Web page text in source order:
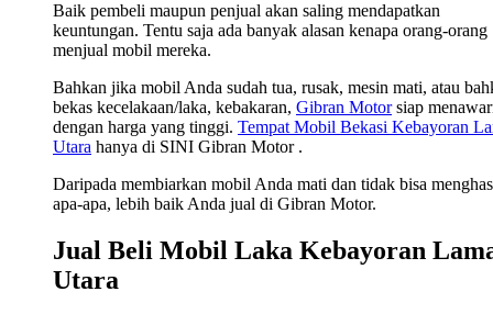
Baik pembeli maupun penjual akan saling mendapatkan
keuntungan. Tentu saja ada banyak alasan kenapa orang-orang
menjual mobil mereka.
Bahkan jika mobil Anda sudah tua, rusak, mesin mati, atau
bekas kecelakaan/laka, kebakaran, Gibran Motorsiap
dengan harga yang tinggi. Tempat Mobil Bekasi Kebayoran
Utara hanya di SINI Gibran Motor .
Daripada membiarkan mobil Anda mati dan tidak bisa
apa-apa, lebih baik Anda jual di Gibran Motor.
Jual Beli Mobil Laka Kebayoran
Utara